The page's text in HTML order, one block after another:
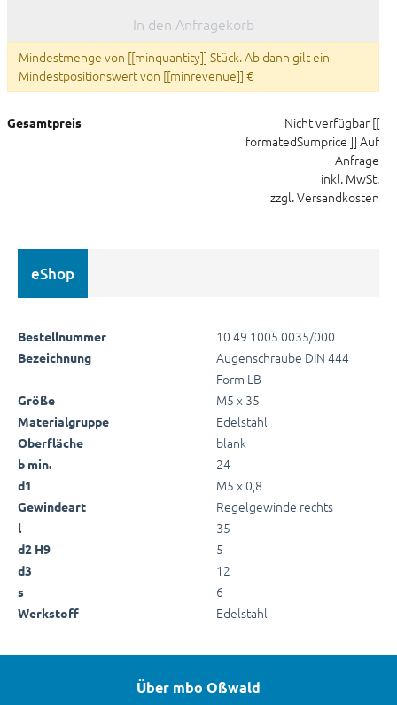
In den Anfragekorb
Mindestmenge von [[minquantity]] Stück. Ab dann gilt ein
Mindestpositionswert von [[minrevenue]] €
Gesamtpreis Nicht verfügbar [[
formatedSumprice ]] Auf
Anfrage
inkl. MwSt.
zzgl. Versandkosten
eShop
Bestellnummer 10 49 1005 0035/000
Bezeichnung
Augenschraube DIN 444
Form LB
Größe M5 x 35
Materialgruppe Edelstahl
Oberfläche blank
b min. 24
d1 M5 x 0,8
Gewindeart Regelgewinde rechts
l 35
d2 H9 5
d3 12
s 6
Werkstoff Edelstahl
Über mbo Oßwald